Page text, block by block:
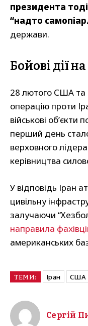
президента
“надто
держави.
Бойові дії
28 лютого США та
операцію проти
військові об’єкти
перший день
верховного
керівництва
У відповідь Іран
цивільну
залучаючи
направила
американських
ТЕМИ: Іран США
Сергій